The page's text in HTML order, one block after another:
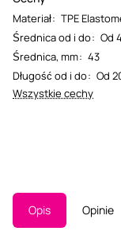
Materiał: TPE
Średnica od i do: Od
Średnica, mm: 43
Długość od i do: Od
Wszystkie cechy
Opis Opinie